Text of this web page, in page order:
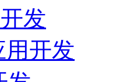
发
用开发